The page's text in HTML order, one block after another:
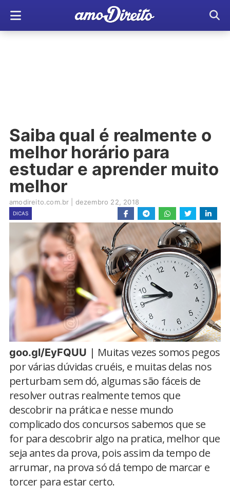
Saiba qual é realmente o
melhor horário para
estudar e aprender muito
melhor
amodireito.com.br dezembro 22, 2018
DICAS
goo.gl/EyFQUU | Muitas vezes somos pegos
por várias dúvidas cruéis, e muitas delas nos
perturbam sem dó, algumas são fáceis de
resolver outras realmente temos que
descobrir na prática e nesse mundo
complicado dos concursos sabemos que se
for para descobrir algo na pratica, melhor que
seja antes da prova, pois assim da tempo de
arrumar, na prova só dá tempo de marcar e
torcer para estar certo.